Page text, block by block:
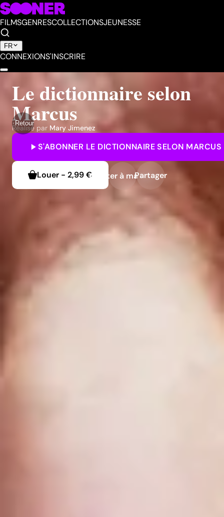
FILMSGENRESCOLLECTIONSJEUNESSE
FR
CONNEXIONS'INSCRIRE
Retour
Le dictionnaire selon
Marcus
Réalisé par Mary Jimenez
S'ABONNER LE DICTIONNAIRE SELON MARCUS
Louer - 2,99 €Ajouter à ma liste
Partager